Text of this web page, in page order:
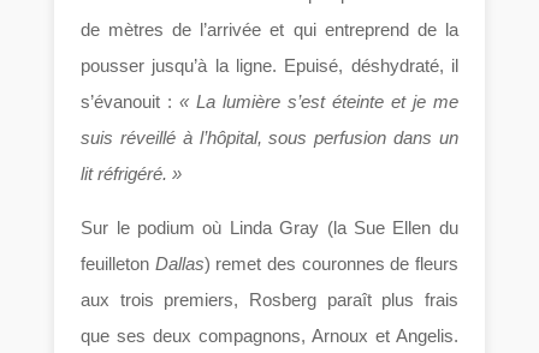
de mètres de l’arrivée et qui entreprend de la
pousser jusqu’à la ligne. Epuisé, déshydraté, il
s’évanouit :« La lumière s’est éteinte et je me
suis réveillé à l’hôpital, sous perfusion dans un
lit réfrigéré. »
Sur le podium où Linda Gray (la Sue Ellen du
feuilleton Dallas) remet des couronnes de fleurs
aux trois premiers, Rosberg paraît plus frais
que ses deux compagnons, Arnoux et Angelis.